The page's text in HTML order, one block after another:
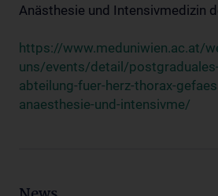
Anästhesie und Intensivmedizin
https://www.meduniwien.ac.at/
uns/events/detail/
abteilung-fuer-herz-thorax-
anaesthesie-und-intensivme/